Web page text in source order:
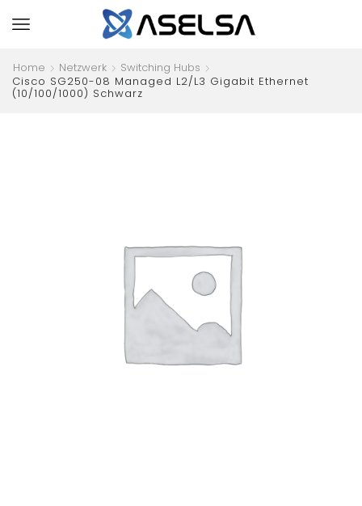
Home Netzwerk
Switching Hubs
Cisco SG250-08 Managed L2/L3 Gigabit Ethernet
(10/100/1000) Schwarz